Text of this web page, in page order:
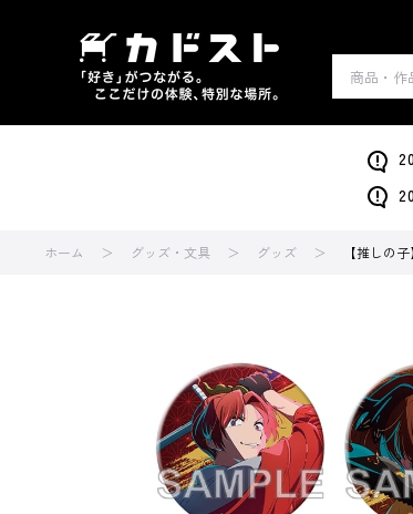
ホーム グッズ・文具 グッズ 【推しの